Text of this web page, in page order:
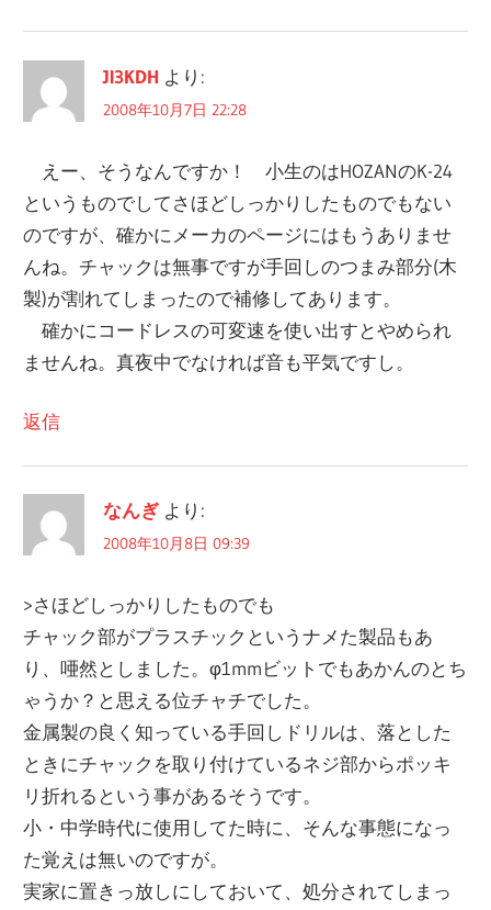
JI3KDH より:
2008年10月7日 22:28
えー、そうなんですか！ 小生のはHOZANのK-24
というものでしてさほどしっかりしたものでもない
のですが、確かにメーカのページにはもうありませ
んね。チャックは無事ですが手回しのつまみ部分(木
製)が割れてしまったので補修してあります。
確かにコードレスの可変速を使い出すとやめられ
ませんね。真夜中でなければ音も平気ですし。
返信
なんぎ より:
2008年10月8日 09:39
>さほどしっかりしたものでも
チャック部がプラスチックというナメた製品もあ
り、唖然としました。φ1mmビットでもあかんのとち
ゃうか？と思える位チャチでした。
金属製の良く知っている手回しドリルは、落とした
ときにチャックを取り付けているネジ部からポッキ
リ折れるという事があるそうです。
小・中学時代に使用してた時に、そんな事態になっ
た覚えは無いのですが。
実家に置きっ放しにしておいて、処分されてしまっ